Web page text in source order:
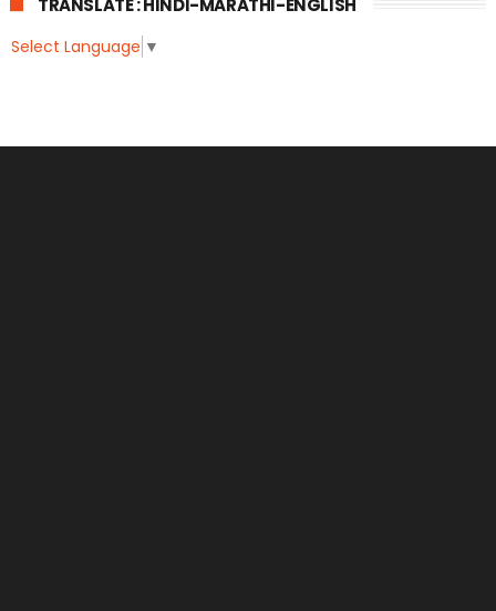
TRANSLATE : HINDI-MARATHI-ENGLISH
Select Language ▼